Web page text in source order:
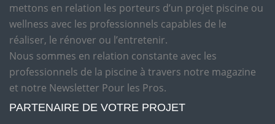
mettons en relation les porteurs d’un projet piscine ou
wellness avec les professionnels capables de le
réaliser, le rénover ou l’entretenir.
Nous sommes en relation constante avec les
professionnels de la piscine à travers notre magazine
et notre Newsletter Pour les Pros.
PARTENAIRE DE VOTRE PROJET